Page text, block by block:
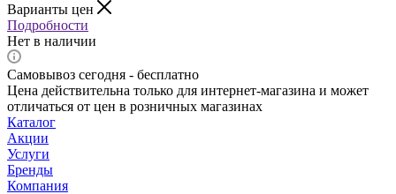
Варианты цен
Подробности
Нет в наличии
Самовывоз сегодня - бесплатно
Цена действительна только для интернет-магазина и может
отличаться от цен в розничных магазинах
Каталог
Акции
Услуги
Бренды
Компания